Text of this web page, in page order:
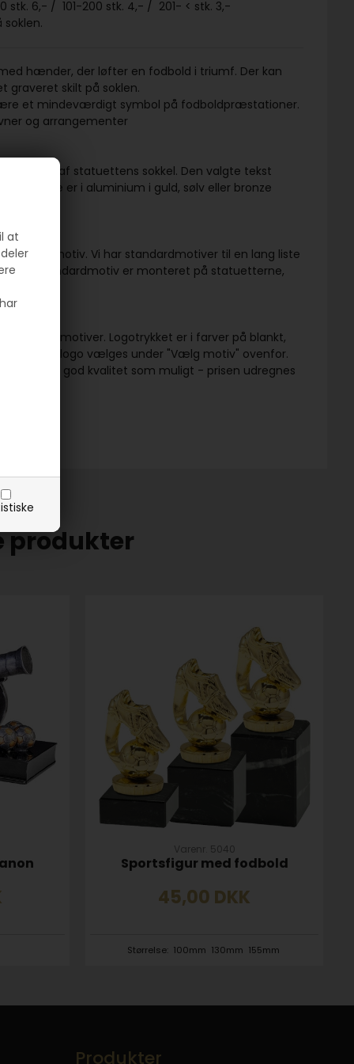
at
stk. 6,- / 101-200 stk. 4,- / 201- < stk. 3,-
hænder, der løfter en fodbold i triumf. Der kan
graveret skilt på soklen.
et mindeværdigt symbol på fodboldpræstationer.
og arrangementer
fronten af statuettens sokkel. Den valgte tekst
er i aluminium i guld, sølv eller bronze
på.
Vi har standardmotiver til en lang liste
standardmotiv er monteret på statuetterne,
standardmotiver. Logotrykket er i farver på blankt,
Eget logo vælges under "Vælg motiv" ovenfor.
PDF i så god kvalitet som muligt - prisen udregnes
produkter
Varenr. 5040
Sportsfigur med fodbold
45,00 DKK
Størrelse: 100mm 130mm 155mm
Produkter